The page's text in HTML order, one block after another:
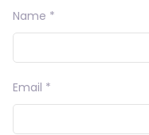
Name *
Email *